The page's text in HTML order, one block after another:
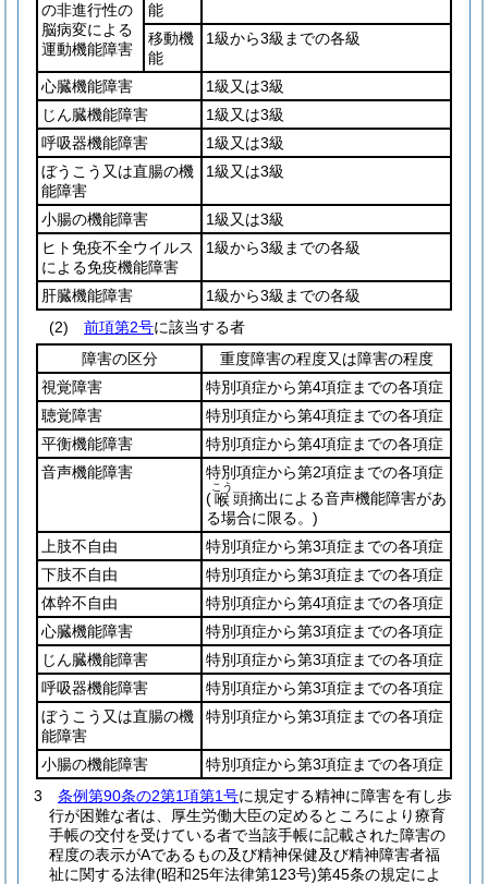
の非進行性の
脳病変による
運動機能障害
能
移動機
能
1級から3級までの各級
心臓機能障害
1級又は3級
じん臓機能障害
1級又は3級
呼吸器機能障害
1級又は3級
ぼうこう又は直腸の機
能障害
1級又は3級
小腸の機能障害
1級又は3級
ヒト免疫不全ウイルス
による免疫機能障害
1級から3級までの各級
肝臓機能障害
1級から3級までの各級
(2)
前項第2号に該当する者
障害の区分
重度障害の程度又は障害の程度
視覚障害
特別項症から第4項症までの各項症
聴覚障害
特別項症から第4項症までの各項症
平衡機能障害
特別項症から第4項症までの各項症
音声機能障害
特別項症から第2項症までの各項症
(喉
こう
頭摘出による音声機能障害があ
る場合に限る。)
上肢不自由
特別項症から第3項症までの各項症
下肢不自由
特別項症から第3項症までの各項症
体幹不自由
特別項症から第4項症までの各項症
心臓機能障害
特別項症から第3項症までの各項症
じん臓機能障害
特別項症から第3項症までの各項症
呼吸器機能障害
特別項症から第3項症までの各項症
ぼうこう又は直腸の機
能障害
特別項症から第3項症までの各項症
小腸の機能障害
特別項症から第3項症までの各項症
3
条例第90条の2第1項第1号に規定する精神に障害を有し歩
行が困難な者は、厚生労働大臣の定めるところにより療育
手帳の交付を受けている者で当該手帳に記載された障害の
程度の表示がAであるもの及び精神保健及び精神障害者福
祉に関する法律(昭和25年法律第123号)第45条の規定によ